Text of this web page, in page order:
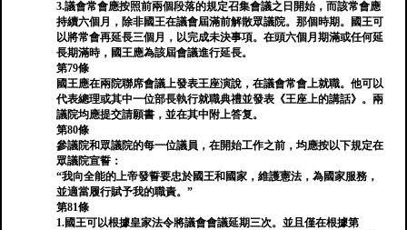
3.議會常會應按照前兩個段落的規定召集會議之日開始，而該常會應
持續六個月，除非國王在議會屆滿前解散眾議院。那個時期。國王可
以將常會再延長三個月，以完成未決事項。在頭六個月期滿或任何延
長期滿時，國王應為該屆會議進行延長。
第79條
國王應在兩院聯席會議上發表王座演說，在議會常會上就職。他可以
代表總理或其中一位部長執行就職典禮並發表《王座上的講話》。兩
議院均應提交請願書，並在其中附上答复。
第80條
參議院和眾議院的每一位議員，在開始工作之前，均應按以下規定在
眾議院宣誓：
“我向全能的上帝發誓要忠於國王和國家，維護憲法，為國家服務，
並適當履行賦予我的職責。”
第81條
1.國王可以根據皇家法令將議會會議延期三次。並且僅在根據第